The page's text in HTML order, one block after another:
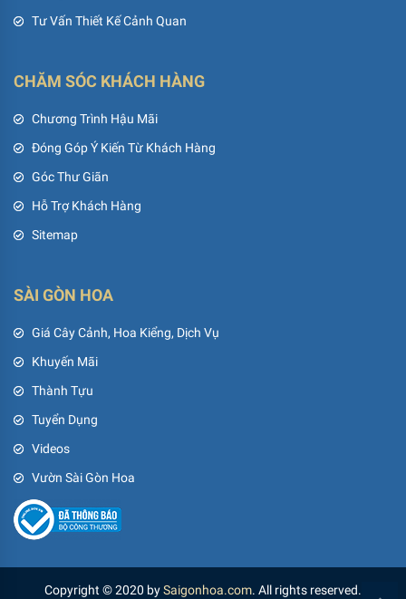
Tư Vấn Thiết Kế Cảnh Quan
CHĂM SÓC KHÁCH HÀNG
Chương Trình Hậu Mãi
Đóng Góp Ý Kiến Từ Khách Hàng
Góc Thư Giãn
Hỗ Trợ Khách Hàng
Sitemap
SÀI GÒN HOA
Giá Cây Cảnh, Hoa Kiểng, Dịch Vụ
Khuyến Mãi
Thành Tựu
Tuyển Dụng
Videos
Vườn Sài Gòn Hoa
Copyright © 2020 bySaigonhoa.com. All rights reserved.